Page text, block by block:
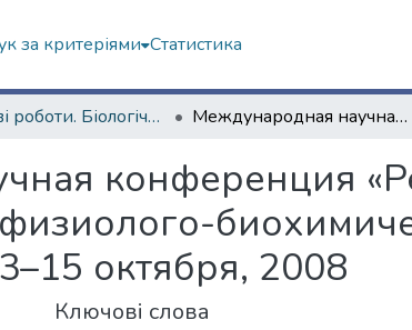
за критеріями Статистика
Наукові роботи. Біологічний факультет Международная научная конференция «Регуляция роста и развития растений: физиолого-биохимические и генетические аспекты» Харьков, 13–15 октября, 2008
конференция
октября, 2008
Ключові слова